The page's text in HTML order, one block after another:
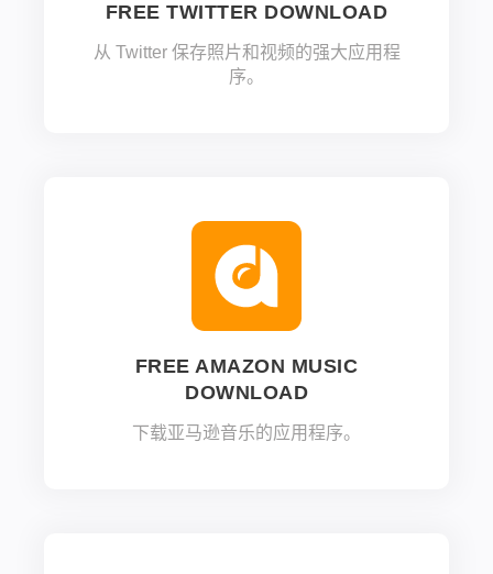
FREE TWITTER DOWNLOAD
从 Twitter 保存照片和视频的强大应用程
序。
FREE AMAZON MUSIC
DOWNLOAD
下载亚马逊音乐的应用程序。